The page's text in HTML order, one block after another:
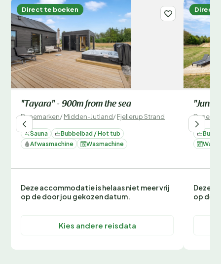
Direct te boeken
"Tayara" - 900m from the sea
Denemarken/Midden-Jutland/Fjellerup Strand
Sauna
Bubbelbad / Hot tub
Afwasmachine
Wasmachine
Deze accommodatie is helaas niet meer vrij
op de door jou gekozen datum.
Kies andere reisdata
Direct
Deze
op de